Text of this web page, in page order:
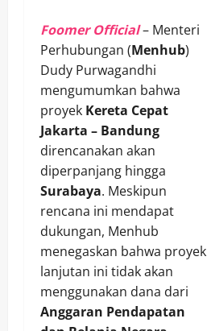
Foomer Official– Menteri
Perhubungan (Menhub)
Dudy Purwagandhi
mengumumkan bahwa
proyek Kereta Cepat
Jakarta – Bandung
direncanakan akan
diperpanjang hingga
Surabaya. Meskipun
rencana ini mendapat
dukungan, Menhub
menegaskan bahwa proyek
lanjutan ini tidak akan
menggunakan dana dari
Anggaran Pendapatan